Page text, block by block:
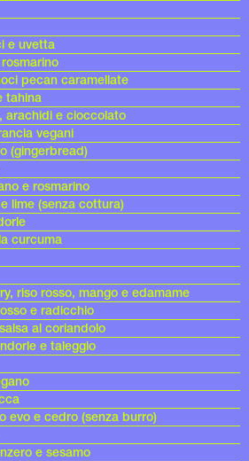
e uvetta
pecan caramellate
tahina
arachidi e cioccolato
vegani
(gingerbread)
e rosmarino
lime (senza cottura)
curcuma
riso rosso, mango e edamame
e radicchio
al coriandolo
e taleggio
evo e cedro (senza burro)
e sesamo